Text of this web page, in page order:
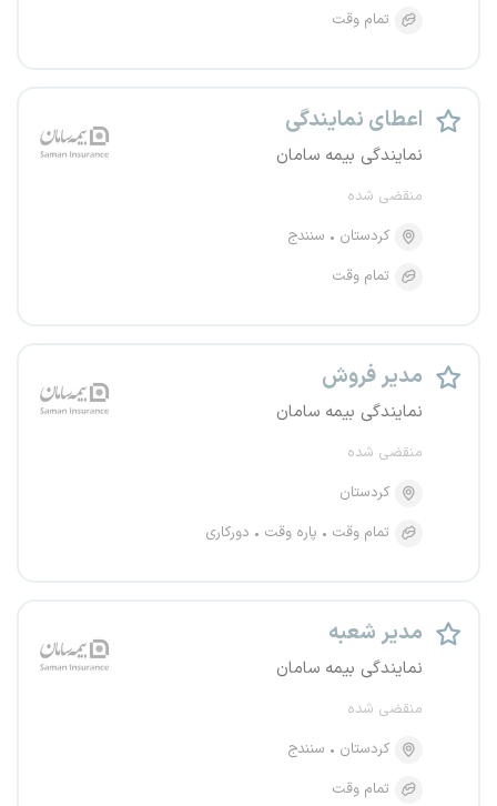
تمام وقت
اعطای نمایندگی
نمایندگی بیمه سامان
منقضی شده
کردستان
سنندج
تمام وقت
مدیر فروش
نمایندگی بیمه سامان
منقضی شده
کردستان
تمام وقت
پاره وقت دورکاری
مدیر شعبه
نمایندگی بیمه سامان
منقضی شده
کردستان
سنندج
تمام وقت